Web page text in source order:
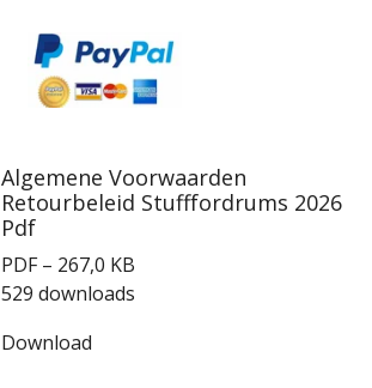
Algemene Voorwaarden
Retourbeleid Stufffordrums 2026
Pdf
PDF – 267,0 KB
529 downloads
Download